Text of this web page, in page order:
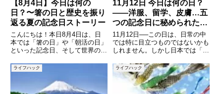
【8月4日】今日は何の
日？〜箸の日と歴史を振り
返る夏の記念日ストーリー
こんにちは！本日8月4日は、日
本では「箸の日」や「朝活の日」
といった記念日、そして世界の歴
すべき日です。本記事では、箸や
朝活の文化的意義から、銀座で日
本初のビヤホール誕生の歴史、さ
らには世界の重要な記念日や歴史
11月12日 今日は何の日？
――洋服、留学、皮膚…五
つの記念日に秘められた物
語
11月12日──この日は、日常の中
では特に目立つものではないかも
しれません。しかし日本では「洋
日」などの記念日が重なり、それ
ぞれが時代背景や文化・制度の変
化を映し出すものです。本記事で
は、11月12日にまつわる
ライフハック ライフハック